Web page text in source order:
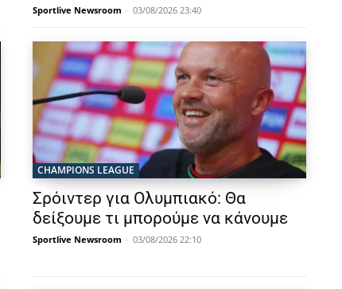
Sportlive Newsroom - 03/08/2026 23:40
CHAMPIONS LEAGUE
Σρόιντερ για Ολυμπιακό: Θα
δείξουμε τι μπορούμε να κάνουμε
Sportlive Newsroom - 03/08/2026 22:10